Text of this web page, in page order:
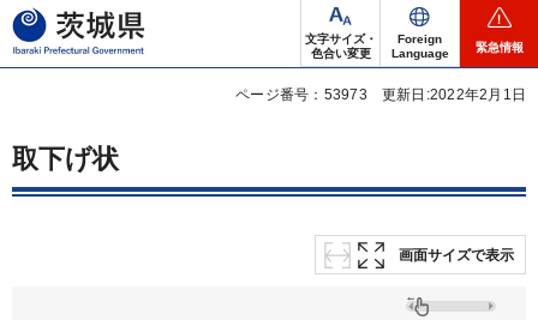
茨城県
文字サイズ・
色合い変更
Foreign
Language
緊急情報
ページ番号：53973 更新日:2022年2月1日
取下げ状
画面サイズで表示